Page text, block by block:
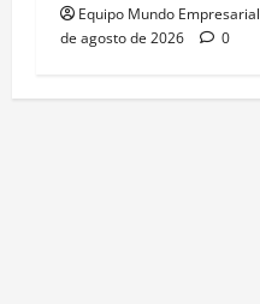
Equipo Mundo Empresarial
de agosto de 2026
0